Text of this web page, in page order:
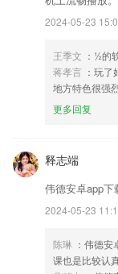
2024-05-23
王季文 ：½的
蒋孝言 ：玩
地方特色很强
更多回复
释志端
伟德安卓app
2024-05-23
陈琳 ：伟德
课也是比较认